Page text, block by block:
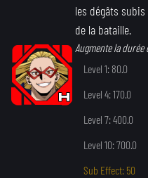
les dégâts
de la bataille.
Augmente la durée
Level 1: 80.0
Level 4: 170.0
Level 7: 400.0
Level 10: 700.0
Sub Effect: 50